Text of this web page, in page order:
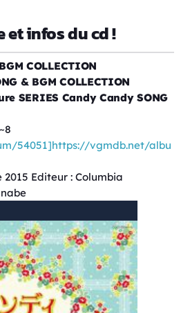
infos du cd !
COLLECTION
& BGM COLLECTION
SERIES Candy Candy SONG
54051]https://vgmdb.net/albu
Editeur : Columbia